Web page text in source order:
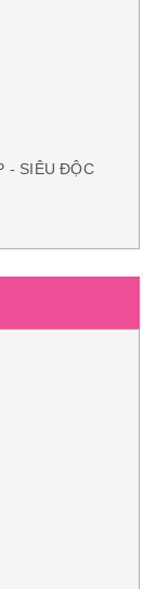
- SIÊU ĐỘC